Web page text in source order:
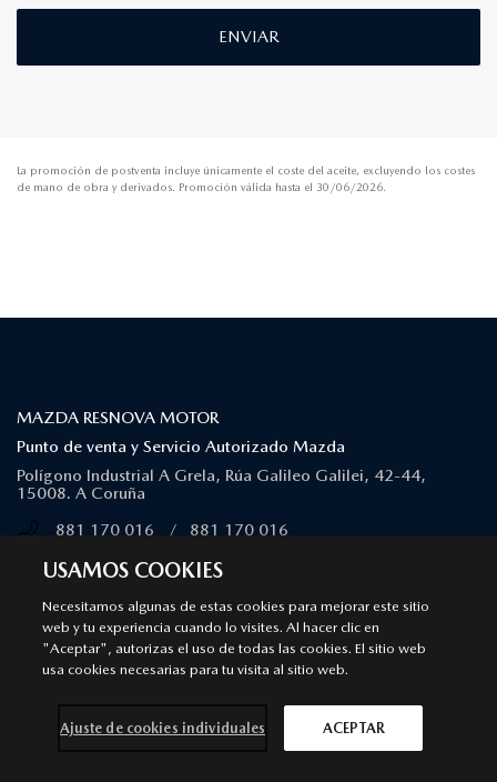
ENVIAR
La promoción de postventa incluye únicamente el coste del aceite, excluyendo los costes
de mano de obra y derivados. Promoción válida hasta el 30/06/2026.
MAZDA RESNOVA MOTOR
Punto de venta y Servicio Autorizado Mazda
Polígono Industrial A Grela, Rúa Galileo Galilei, 42-44,
15008. A Coruña
881 170 016
/
881 170 016
MÁS INFORMACIÓN
Aviso legal
Ley de Servicios Digitales
© 2026 Mazda España | Todos los derechos reservados |
All In Media
SÍGUENOS EN
USAMOS COOKIES
Necesitamos algunas de estas cookies para mejorar este sitio
web y tu experiencia cuando lo visites. Al hacer clic en
"Aceptar", autorizas el uso de todas las cookies. El sitio web
usa cookies necesarias para tu visita al sitio web.
Ajuste de cookies individuales ACEPTAR